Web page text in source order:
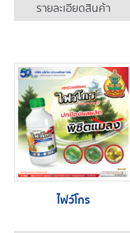
รายละเอียดสินค้า
ไฟว์โกร